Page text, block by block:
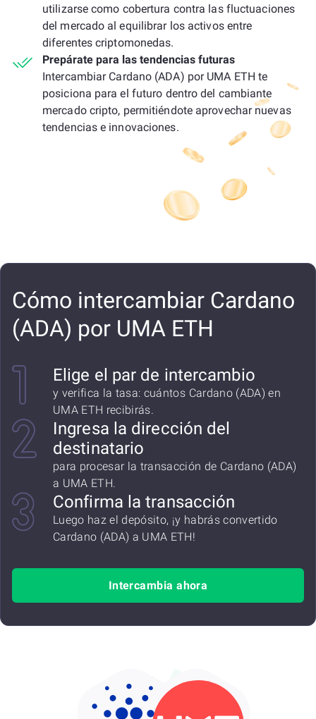
utilizarse como cobertura contra las fluctuaciones
del mercado al equilibrar los activos entre
diferentes criptomonedas.
Prepárate para las tendencias futuras
Intercambiar Cardano (ADA) por UMA ETH te
posiciona para el futuro dentro del cambiante
mercado cripto, permitiéndote aprovechar nuevas
tendencias e innovaciones.
Cómo intercambiar Cardano
(ADA) por UMA ETH
Elige el par de intercambio
y verifica la tasa: cuántos Cardano (ADA) en
UMA ETH recibirás.
Ingresa la dirección del
destinatario
para procesar la transacción de Cardano (ADA)
a UMA ETH.
Confirma la transacción
Luego haz el depósito, ¡y habrás convertido
Cardano (ADA) a UMA ETH!
Intercambia ahora